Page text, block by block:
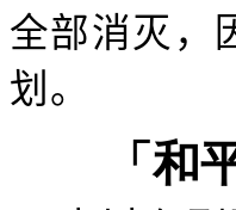
全部消灭，
划。
「和